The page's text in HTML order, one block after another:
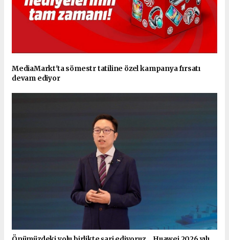
MediaMarkt'ta sömestr tatiline özel kampanya fırsatı
devam ediyor